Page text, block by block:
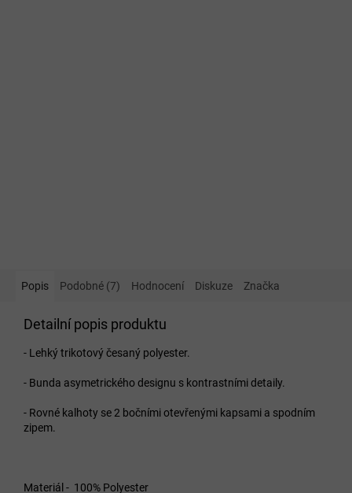
Popis Podobné (7) Hodnocení Diskuze Značka
Detailní popis produktu
- Lehký trikotový česaný polyester.
- Bunda asymetrického designu s kontrastními detaily.
- Rovné kalhoty se 2 bočními otevřenými kapsami a spodním
zipem.
Materiál - 100% Polyester